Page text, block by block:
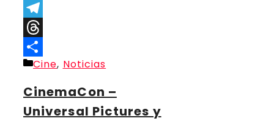
Link
Gmail
Telegram
Threads
Compartir
Categorías
Cine, Noticias
CinemaCon –
Universal Pictures y